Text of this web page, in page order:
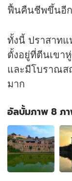
ฟื้นคืนชีพขึ้นอี
ทั้งนี้ ปราสาท
ตั้งอยู่ที่ตีนเขา
และมีโบราณส
มาก
อัลบั้มภาพ 8 ภ
อัลบั้ม
ภาพ
8
ภาพ
ของ